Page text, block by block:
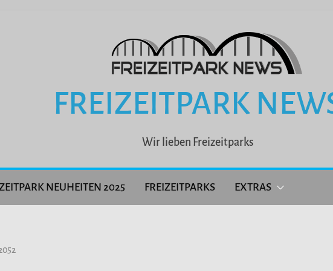
FREIZEITPARK
Wir lieben Freizeitparks
NEUHEITEN 2025 FREIZEITPARKS EXTRAS